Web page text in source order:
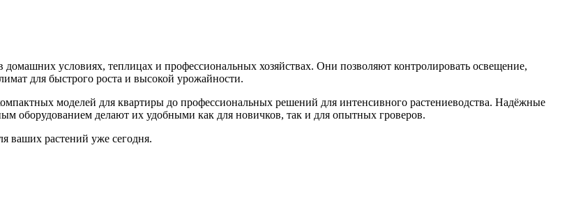
условиях, теплицах и профессиональных хозяйствах. Они позволяют контролировать освещение,
для быстрого роста и высокой урожайности.
моделей для квартиры до профессиональных решений для интенсивного растениеводства. Надёжные
оборудованием делают их удобными как для новичков, так и для опытных гроверов.
ваших растений уже сегодня.